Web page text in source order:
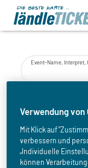
Event-Name, Interpret,
bis
Verwendung von
Mit Klick auf
verbessern und
„Individuelle
können